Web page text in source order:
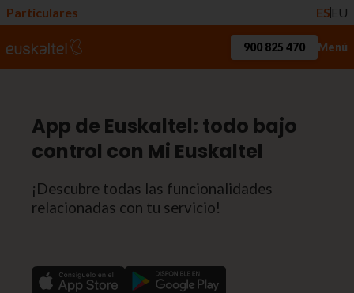
Particulares ES EU
900 825 470 Menú
App de Euskaltel: todo bajo
control con Mi Euskaltel
¡Descubre todas las funcionalidades
relacionadas con tu servicio!